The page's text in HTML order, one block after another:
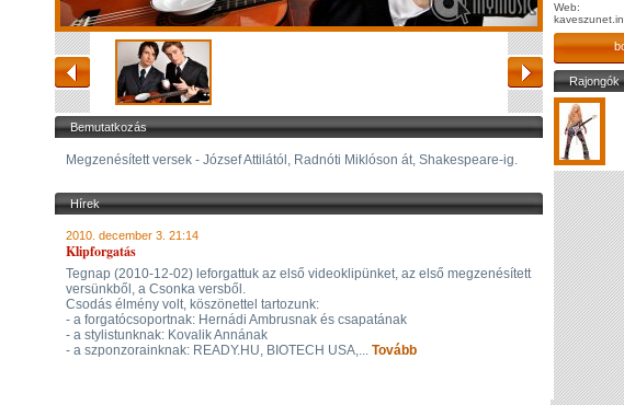
Bemutatkozás
Megzenésített versek - József Attilától, Radnóti Miklóson át, Shakespeare-ig.
Hírek
2010. december 3. 21:14
Klipforgatás
Tegnap (2010-12-02) leforgattuk az első videoklipünket, az első megzenésített
versünkből, a Csonka versből.
Csodás élmény volt, köszönettel tartozunk:
- a forgatócsoportnak: Hernádi Ambrusnak és csapatának
- a stylistunknak: Kovalik Annának
- a szponzorainknak: READY.HU, BIOTECH USA,... Tovább
Web:
Rajongók